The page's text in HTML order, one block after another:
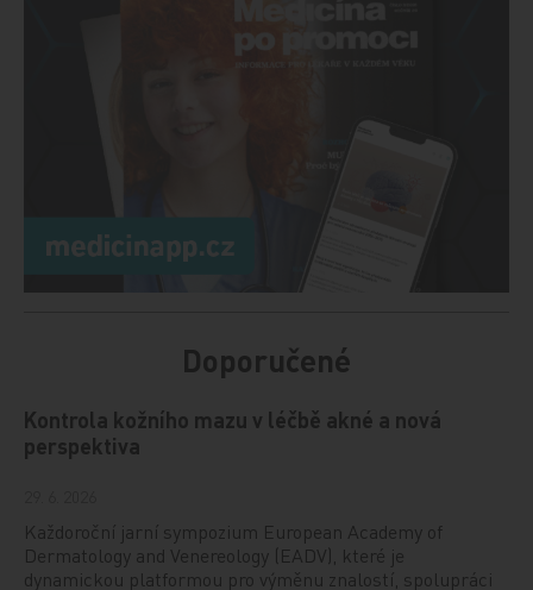
Doporučené
Kontrola kožního mazu v léčbě akné a nová
perspektiva
Každoroční jarní sympozium European Academy of
Dermatology and Venereology (EADV), které je
dynamickou platformou pro výměnu znalostí, spolupráci